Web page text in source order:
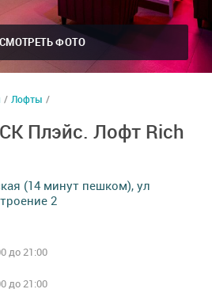
ФОТО
/ Лофты /
Плэйс. Лофт Rich
(14 минут пешком), ул
2
до 21:00
до 21:00